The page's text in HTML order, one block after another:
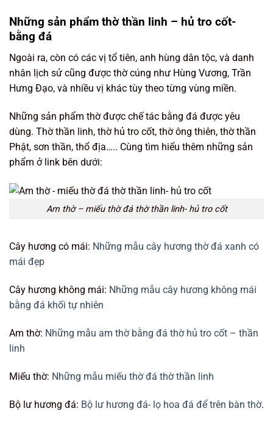
Những sản phẩm thờ thần linh – hủ tro cốt-
bằng đá
Ngoài ra, còn có các vị tổ tiên, anh hùng dân tộc, và danh
nhân lịch sử cũng được thờ cúng như Hùng Vương, Trần
Hưng Đạo, và nhiều vị khác tùy theo từng vùng miền.
Những sản phẩm thờ được chế tác bằng đá được yêu
dùng. Thờ thần linh, thờ hủ tro cốt, thờ ông thiên, thờ thần
Phật, sơn thần, thổ địa….. Cùng tìm hiểu thêm những sản
phẩm ở link bên dưới:
Am thờ – miếu thờ đá thờ thần linh- hủ tro cốt
Cây hương có mái: Những mẫu cây hương thờ đá xanh có
mái đẹp
Cây hương không mái: Những mẫu cây hương không mái
bằng đá khối tự nhiên
Am thờ: Những mẫu am thờ bằng đá thờ hủ tro cốt – thần
linh
Miếu thờ: Những mẫu miếu thờ đá thờ thần linh
Bộ lư hương đá: Bộ lư hương đá- lọ hoa đá để trên bàn thờ.